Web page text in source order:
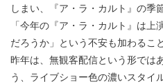
しまい、『ア・ラ・カルト』の季
「今年の『ア・ラ・カルト』は
だろうか」という不安も加わるこ
昨年は、無観客配信という形では
う、ライブショー色の濃いスタイ